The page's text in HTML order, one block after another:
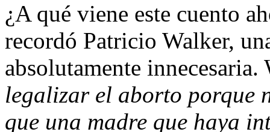
¿A qué viene este cuento
recordó Patricio Walker,
absolutamente
legalizar el aborto porque
que una madre que haya